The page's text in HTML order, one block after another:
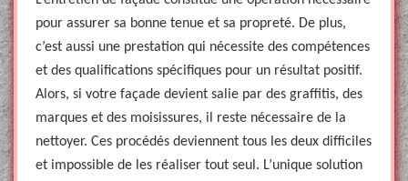
pour assurer sa bonne tenue et sa propreté. De plus,
c’est aussi une prestation qui nécessite des compétences
et des qualifications spécifiques pour un résultat positif.
Alors, si votre façade devient salie par des graffitis, des
marques et des moisissures, il reste nécessaire de la
nettoyer. Ces procédés deviennent tous les deux difficiles
et impossible de les réaliser tout seul. L’unique solution